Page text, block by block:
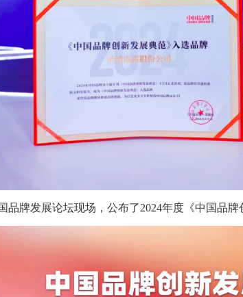
品牌发展论坛现场，公布了2024年度《中国品牌